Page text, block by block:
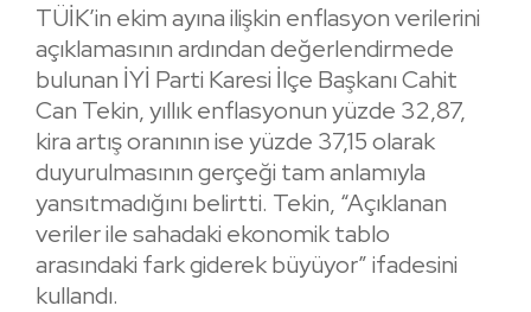
TÜİK’in ekim ayına ilişkin enflasyon verilerini
açıklamasının ardından değerlendirmede
bulunan İYİ Parti Karesi İlçe Başkanı Cahit
Can Tekin, yıllık enflasyonun yüzde 32,87,
kira artış oranının ise yüzde 37,15 olarak
duyurulmasının gerçeği tam anlamıyla
yansıtmadığını belirtti. Tekin, “Açıklanan
veriler ile sahadaki ekonomik tablo
arasındaki fark giderek büyüyor” ifadesini
kullandı.